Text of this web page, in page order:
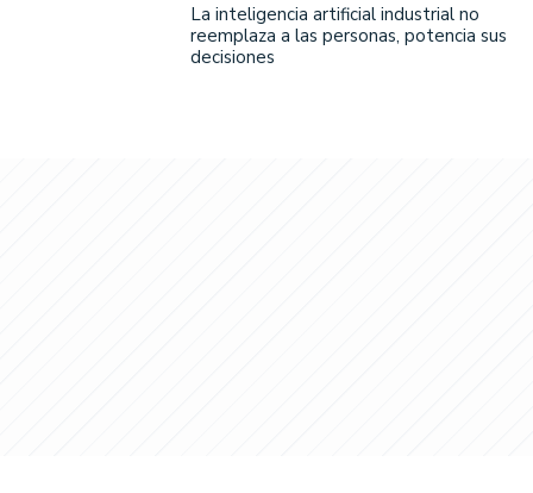
La inteligencia artificial industrial no
reemplaza a las personas, potencia sus
decisiones